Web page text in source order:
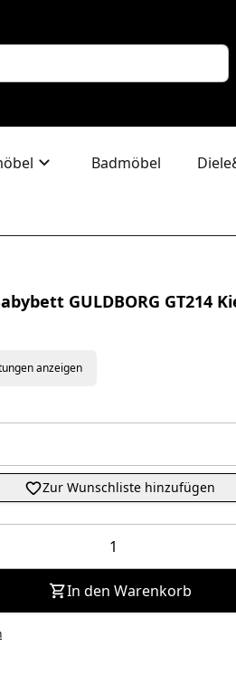
Badmöbel
GULDBORG GT214
anzeigen
Zur Wunschliste hinzufügen
In den Warenkorb